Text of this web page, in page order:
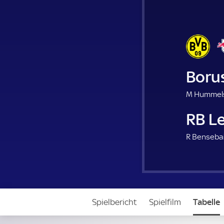
M
RB
R
Spielbericht Spielfilm Tabelle